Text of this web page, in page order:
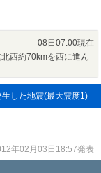
08日07:00現在
西約70kmを西に進ん
した地震(最大震度1)
年02月03日18:57発表